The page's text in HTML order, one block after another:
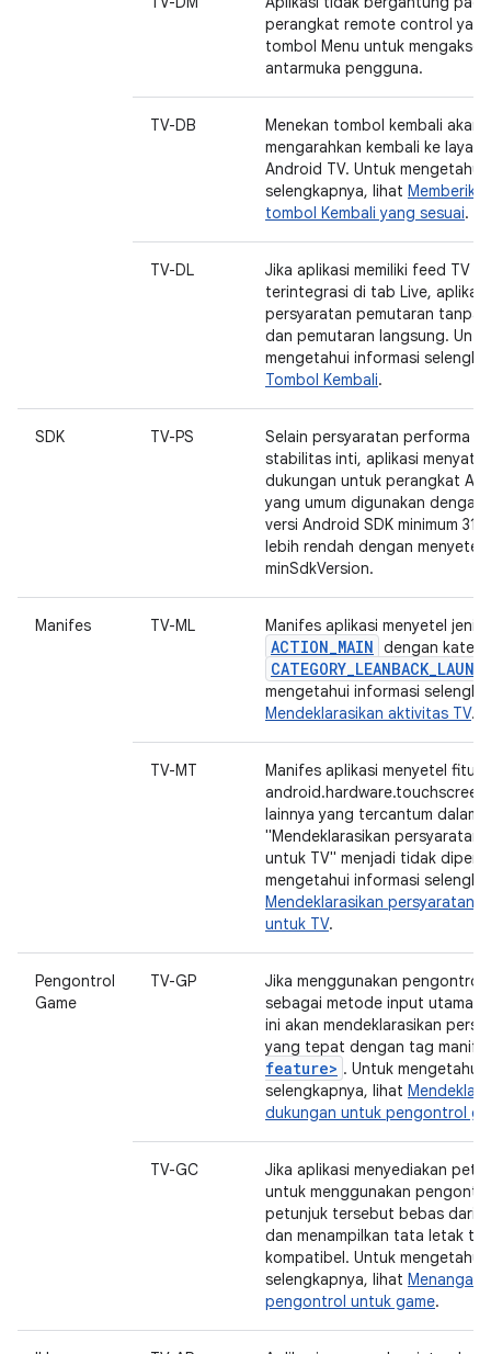
perangkat remote control
tombol Menu untuk
antarmuka pengguna.
TV-DB
Menekan tombol kembali akan
mengarahkan kembali ke layar
Android TV. Untuk mengetahui
selengkapnya, lihat
tombol Kembali yang sesuai.
TV-DL
Jika aplikasi memiliki feed TV
terintegrasi di tab Live, aplikasi
persyaratan pemutaran tanpa
dan pemutaran langsung.
mengetahui informasi
Tombol Kembali.
SDK TV-PS
Selain persyaratan performa
stabilitas inti, aplikasi
dukungan untuk perangkat
yang umum digunakan dengan
versi Android SDK minimum 31
lebih rendah dengan menyetel
minSdkVersion.
Manifes TV-ML Manifes aplikasi menyetel jenis
ACTION_MAIN dengan
mengetahui informasi
Mendeklarasikan aktivitas TV.
TV-MT
Manifes aplikasi menyetel fitur
android.hardware.touchscreen
lainnya yang tercantum dalam
"Mendeklarasikan persyaratan
untuk TV" menjadi tidak
mengetahui informasi
Mendeklarasikan persyaratan
untuk TV.
Pengontrol
Game
TV-GP
Jika menggunakan pengontrol
sebagai metode input
ini akan mendeklarasikan
yang tepat dengan tag
feature> . Untuk mengetahui
selengkapnya, lihat
dukungan untuk pengontrol
TV-GC
Jika aplikasi menyediakan
untuk menggunakan
petunjuk tersebut bebas dari
dan menampilkan tata letak
kompatibel. Untuk mengetahui
selengkapnya, lihat Menangani
pengontrol untuk game.